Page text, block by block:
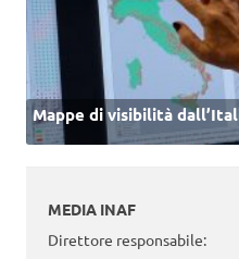
Mappe di visibilità
MEDIA INAF
Direttore responsabile: